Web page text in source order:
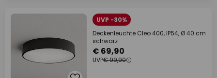
UVP -30%
Deckenleuchte Cleo 400, IP54, Ø 40 cm
schwarz
€ 69,90
UVP€ 99,90